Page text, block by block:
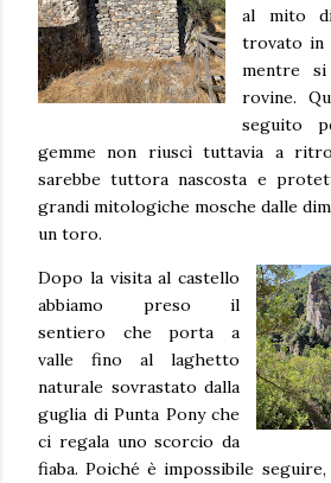
al mito di
trovato in
mentre
rovine.
seguito
gemme non riuscì tuttavia a
sarebbe tuttora nascosta e
grandi mitologiche mosche dalle
un toro.
Dopo la visita al castello
abbiamo preso il
sentiero che porta a
valle fino al laghetto
naturale sovrastato dalla
guglia di Punta Pony che
ci regala uno scorcio da
fiaba. Poiché è impossibile